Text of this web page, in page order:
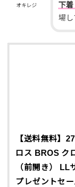
オキレジ
下着
場
【送料無料】
ロス BROS ク
（前開き）
プレゼントセー